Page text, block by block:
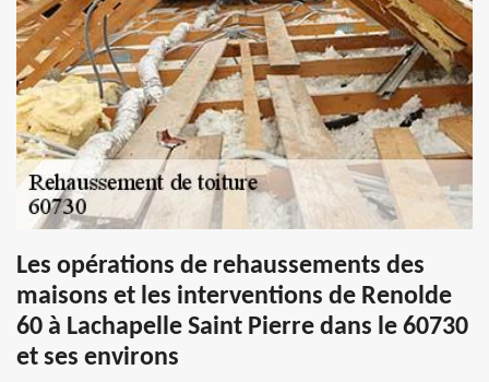
Les opérations de rehaussements des
maisons et les interventions de Renolde
60 à Lachapelle Saint Pierre dans le 60730
et ses environs